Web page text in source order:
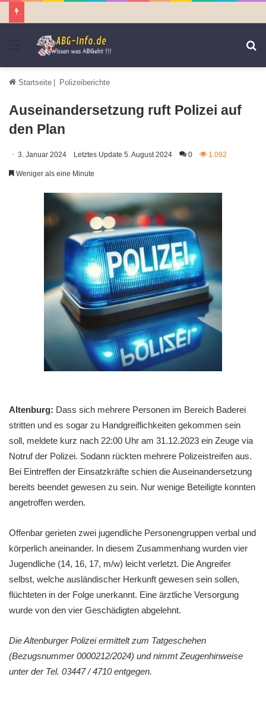
Menü
Startseite | Polizeiberichte
Auseinandersetzung ruft Polizei auf
den Plan
3. Januar 2024 Letztes Update 5. August 2024 0 1.092
Weniger als eine Minute
Altenburg: Dass sich mehrere Personen im Bereich Baderei
stritten und es sogar zu Handgreiflichkeiten gekommen sein
soll, meldete kurz nach 22:00 Uhr am 31.12.2023 ein Zeuge via
Notruf der Polizei. Sodann rückten mehrere Polizeistreifen aus.
Bei Eintreffen der Einsatzkräfte schien die Auseinandersetzung
bereits beendet gewesen zu sein. Nur wenige Beteiligte konnten
angetroffen werden.
Offenbar gerieten zwei jugendliche Personengruppen verbal und
körperlich aneinander. In diesem Zusammenhang wurden vier
Jugendliche (14, 16, 17, m/w) leicht verletzt. Die Angreifer
selbst, welche ausländischer Herkunft gewesen sein sollen,
flüchteten in der Folge unerkannt. Eine ärztliche Versorgung
wurde von den vier Geschädigten abgelehnt.
Die Altenburger Polizei ermittelt zum Tatgeschehen
(Bezugsnummer 0000212/2024) und nimmt Zeugenhinweise
unter der Tel. 03447 / 4710 entgegen.